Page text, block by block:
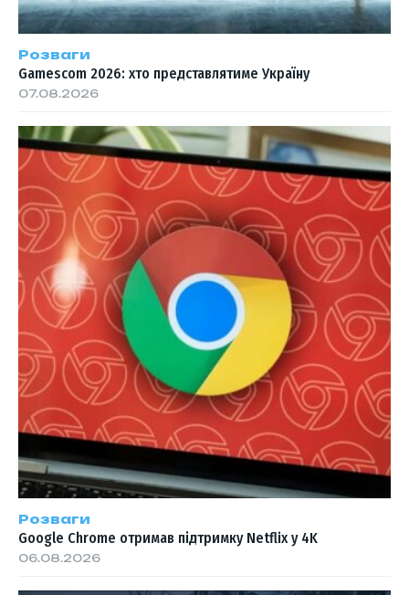
Розваги
Gamescom 2026: хто представлятиме Україну
07.08.2026
Розваги
Google Chrome отримав підтримку Netflix у 4K
06.08.2026